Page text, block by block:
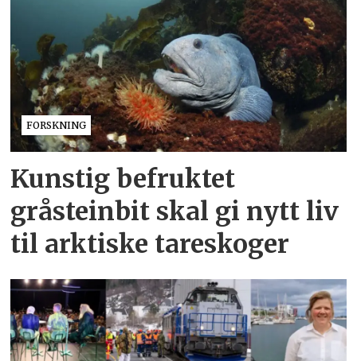
FORSKNING
Kunstig befruktet
gråsteinbit skal gi nytt liv
til arktiske tareskoger